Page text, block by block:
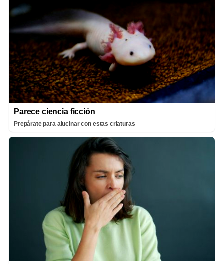
Parece ciencia ficción
Prepárate para alucinar con estas criaturas